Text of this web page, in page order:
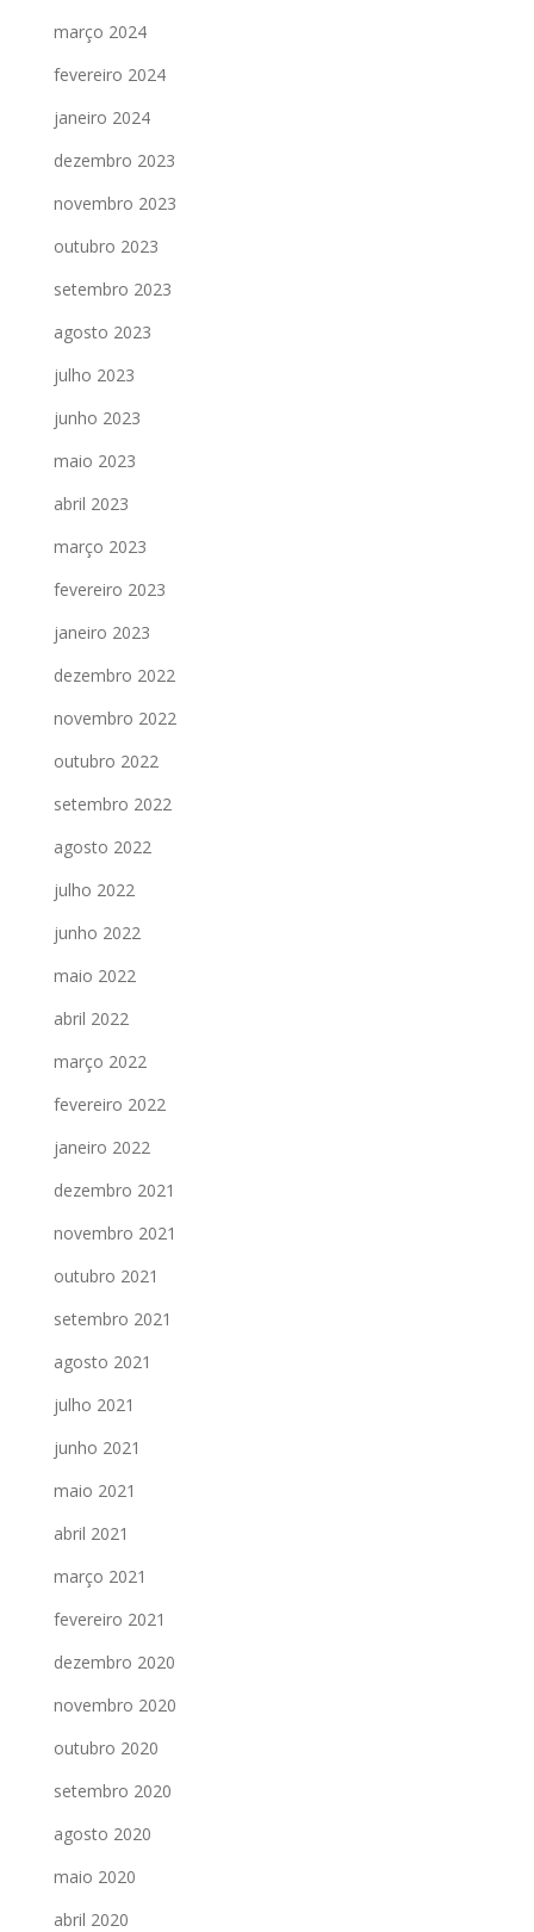
março 2024
fevereiro 2024
janeiro 2024
dezembro 2023
novembro 2023
outubro 2023
setembro 2023
agosto 2023
julho 2023
junho 2023
maio 2023
abril 2023
março 2023
fevereiro 2023
janeiro 2023
dezembro 2022
novembro 2022
outubro 2022
setembro 2022
agosto 2022
julho 2022
junho 2022
maio 2022
abril 2022
março 2022
fevereiro 2022
janeiro 2022
dezembro 2021
novembro 2021
outubro 2021
setembro 2021
agosto 2021
julho 2021
junho 2021
maio 2021
abril 2021
março 2021
fevereiro 2021
dezembro 2020
novembro 2020
outubro 2020
setembro 2020
agosto 2020
maio 2020
abril 2020